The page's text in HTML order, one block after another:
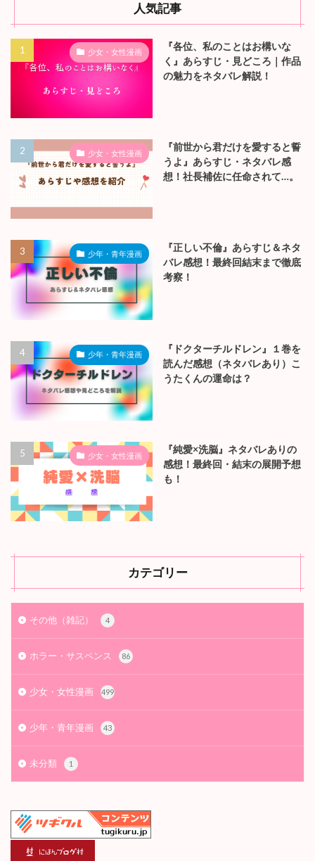
人気記事
少女・女性漫画
『各位、私のことはお構いな
く』あらすじ・見どころ｜作品
の魅力をネタバレ解説！
少女・女性漫画
『前世から君だけを愛すると誓
うよ』あらすじ・ネタバレ感
想！社長補佐に任命されて…。
少年・青年漫画
『正しい不倫』あらすじ＆ネタ
バレ感想！最終回結末まで徹底
考察！
少年・青年漫画
『ドクターチルドレン』１巻を
読んだ感想（ネタバレあり）こ
うたくんの運命は？
少女・女性漫画
『純愛×洗脳』ネタバレありの
感想！最終回・結末の展開予想
も！
カテゴリー
その他（雑記） 4
ホラー・サスペンス 86
少女・女性漫画 499
少年・青年漫画 43
未分類 1